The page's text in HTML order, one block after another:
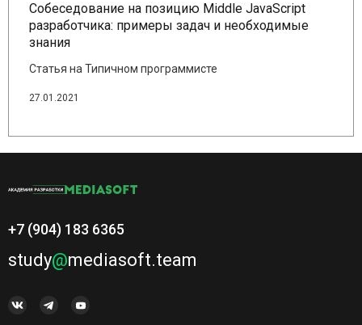
Собеседование на позицию Middle JavaScript
разработчика: примеры задач и необходимые
знания
Статья на Типичном программисте
27.01.2021
+7 (904) 183 6365
study@mediasoft.team